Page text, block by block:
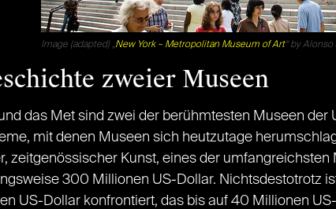
Image (adapted) „New York – Metropolitan Museum of Art“ by Alonso
zweier Museen
das Met sind zwei der berühmtesten Museen der
mit denen Museen sich heutzutage
zeitgenössischer Kunst, eines der
300 Millionen US-Dollar. Nichtsdestotrotz
US-Dollar konfrontiert, das bis auf 40 Millionen